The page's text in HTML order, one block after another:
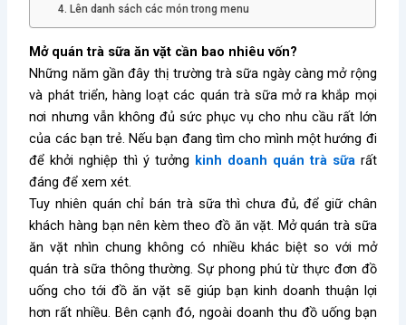
4. Lên danh sách các món trong menu
Mở quán trà sữa ăn vặt cần bao nhiêu vốn?
Những năm gần đây thị trường trà sữa ngày càng mở rộng
và phát triển, hàng loạt các quán trà sữa mở ra khắp mọi
nơi nhưng vẫn không đủ sức phục vụ cho nhu cầu rất lớn
của các bạn trẻ. Nếu bạn đang tìm cho mình một hướng đi
để khởi nghiệp thì ý tưởng kinh doanh quán trà sữarất
đáng để xem xét.
Tuy nhiên quán chỉ bán trà sữa thì chưa đủ, để giữ chân
khách hàng bạn nên kèm theo đồ ăn vặt. Mở quán trà sữa
ăn vặt nhìn chung không có nhiều khác biệt so với mở
quán trà sữa thông thường. Sự phong phú từ thực đơn đồ
uống cho tới đồ ăn vặt sẽ giúp bạn kinh doanh thuận lợi
hơn rất nhiều. Bên cạnh đó, ngoài doanh thu đồ uống bạn